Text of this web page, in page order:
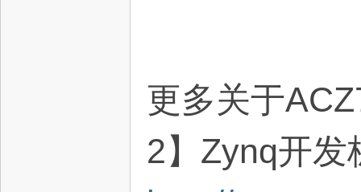
更多关于
2】Zynq开发